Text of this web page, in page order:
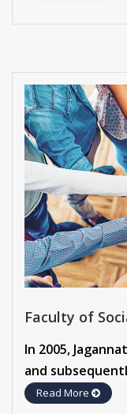
Faculty of
In 2005,
and
Read More